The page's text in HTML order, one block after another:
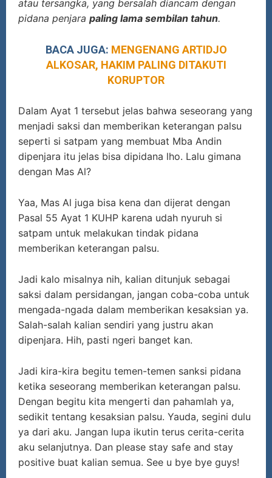
atau tersangka, yang bersalah diancam dengan
pidana penjara paling lama sembilan tahun.
BACA JUGA: MENGENANG ARTIDJO
ALKOSAR, HAKIM PALING DITAKUTI
KORUPTOR
Dalam Ayat 1 tersebut jelas bahwa seseorang yang
menjadi saksi dan memberikan keterangan palsu
seperti si satpam yang membuat Mba Andin
dipenjara itu jelas bisa dipidana lho. Lalu gimana
dengan Mas Al?
Yaa, Mas Al juga bisa kena dan dijerat dengan
Pasal 55 Ayat 1 KUHP karena udah nyuruh si
satpam untuk melakukan tindak pidana
memberikan keterangan palsu.
Jadi kalo misalnya nih, kalian ditunjuk sebagai
saksi dalam persidangan, jangan coba-coba untuk
mengada-ngada dalam memberikan kesaksian ya.
Salah-salah kalian sendiri yang justru akan
dipenjara. Hih, pasti ngeri banget kan.
Jadi kira-kira begitu temen-temen sanksi pidana
ketika seseorang memberikan keterangan palsu.
Dengan begitu kita mengerti dan pahamlah ya,
sedikit tentang kesaksian palsu. Yauda, segini dulu
ya dari aku. Jangan lupa ikutin terus cerita-cerita
aku selanjutnya. Dan please stay safe and stay
positive buat kalian semua. See u bye bye guys!